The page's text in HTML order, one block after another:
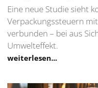
Eine neue Studie sieht
Verpackungssteuern
verbunden – bei aus
Umwelteffekt.
weiterlesen...